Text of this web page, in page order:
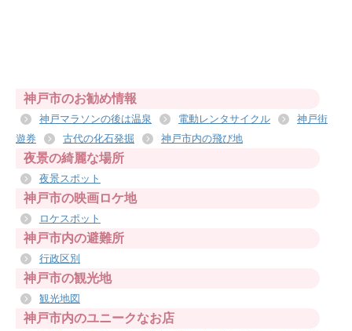
神戸市のお勧め情報
神戸マラソンの後は温泉 電動レンタサイクル
神戸街
遊券
古代の化石発掘 神戸市内の飛び地
夜景の綺麗な場所
夜景スポット
神戸市の映画ロケ地
ロケスポット
神戸市内の避難所
行政区別
神戸市の観光地
観光地図
神戸市内のユニークなお店